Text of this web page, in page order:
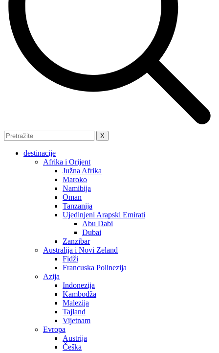
X
destinacije
Afrika i Orijent
Južna Afrika
Maroko
Namibija
Oman
Tanzanija
Ujedinjeni Arapski Emirati
Abu Dabi
Dubai
Zanzibar
Australija i Novi Zeland
Fidži
Francuska Polinezija
Azija
Indonezija
Kambodža
Malezija
Tajland
Vijetnam
Evropa
Austrija
Češka